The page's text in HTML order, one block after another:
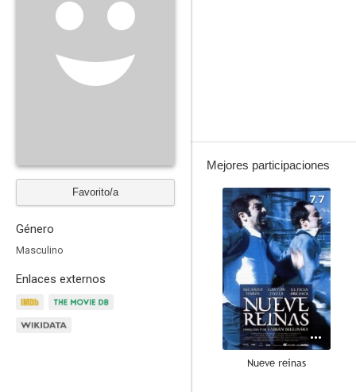
Favorito/a
Género
Masculino
Enlaces externos
Mejores participaciones
7.7
Nueve reinas